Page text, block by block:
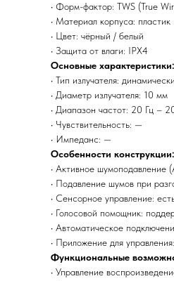
• Форм-фактор: TWS (True
• Материал корпуса: пластик
• Цвет: чёрный / белый
• Защита от влаги: IPX4
Основные характеристики:
• Тип излучателя:
• Диаметр излучателя: 10 мм
• Диапазон частот: 20 Гц –
• Чувствительность: —
• Импеданс: —
Особенности конструкции:
• Активное шумоподавление
• Подавление шумов при
• Сенсорное управление:
• Голосовой помощник:
• Автоматическое
• Приложение для
Функциональные
• Управление